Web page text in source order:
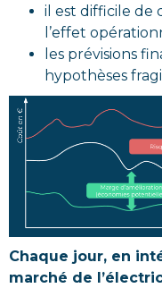
il est difficile de
l’effet
les prévisions
hypothèses
Chaque jour, en
marché de